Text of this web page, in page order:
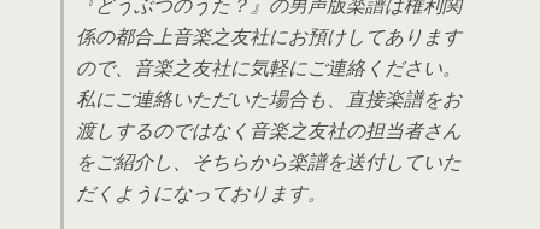
係の都合上音楽之友社にお預けしてあります
ので、音楽之友社に気軽にご連絡ください。
私にご連絡いただいた場合も、直接楽譜をお
渡しするのではなく音楽之友社の担当者さん
をご紹介し、そちらから楽譜を送付していた
だくようになっております。